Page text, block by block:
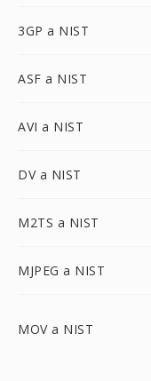
3GP a NIST
ASF a NIST
AVI a NIST
DV a NIST
M2TS a NIST
MJPEG a NIST
MOV a NIST